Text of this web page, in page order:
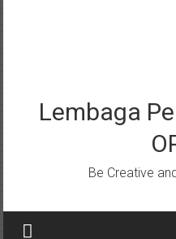
Lembaga
Be Creative